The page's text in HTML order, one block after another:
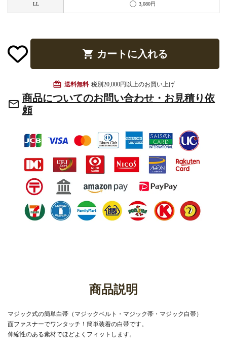
LL 3,080円
shopping_cart カートに入れる
card_giftcard 送料無料 税別20,000円以上のお買い上げ
mail_outline 商品についてのお問い合わせ・お見積り依
頼
商品説明
マジック式の簡単白帯（マジックベルト・マジック帯・マジック白帯）
面ファスナーでワンタッチ！簡単装着の白帯です。
伸縮性のある素材でほどよくフィットします。